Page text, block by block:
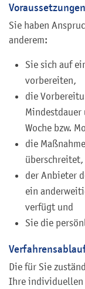
Voraussetzungen
Sie haben
anderem:
Sie sich auf
vorbereiten,
die
Woche bzw.
die
überschreitet,
der Anbieter
ein
verfügt und
Sie die
Die für Sie
Ihre individuellen